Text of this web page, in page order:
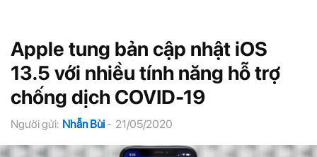
Apple tung bản cập nhật iOS
13.5 với nhiều tính năng hỗ trợ
chống dịch COVID-19
Người gửi: Nhẫn Bùi - 21/05/2020